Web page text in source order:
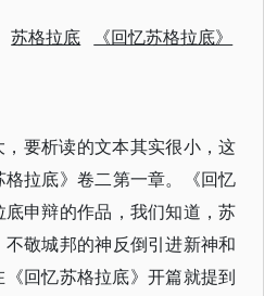
苏格拉底 《回忆苏格拉底》
要析读的文本其实很小，这
拉底》卷二第一章。《回忆
申辩的作品，我们知道，苏
敬城邦的神反倒引进新神和
回忆苏格拉底》开篇就提到